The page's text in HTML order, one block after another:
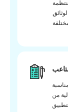
من